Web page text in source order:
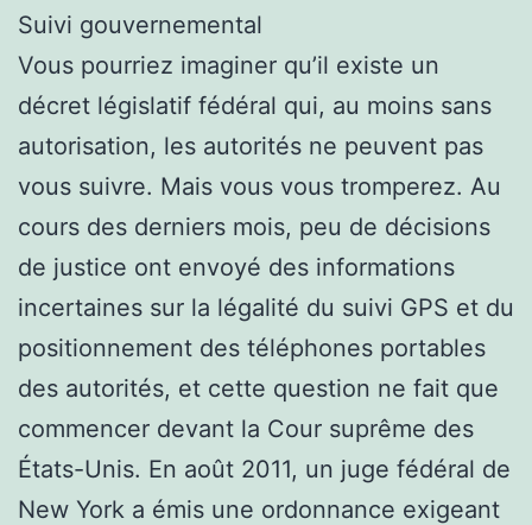
Suivi gouvernemental
Vous pourriez imaginer qu’il existe un
décret législatif fédéral qui, au moins sans
autorisation, les autorités ne peuvent pas
vous suivre. Mais vous vous tromperez. Au
cours des derniers mois, peu de décisions
de justice ont envoyé des informations
incertaines sur la légalité du suivi GPS et du
positionnement des téléphones portables
des autorités, et cette question ne fait que
commencer devant la Cour suprême des
États-Unis. En août 2011, un juge fédéral de
New York a émis une ordonnance exigeant